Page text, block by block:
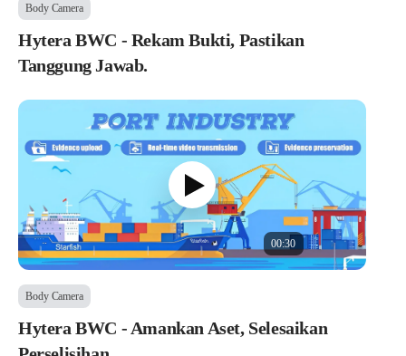
Body Camera
Hytera BWC - Rekam Bukti, Pastikan
Tanggung Jawab.
00:30
Body Camera
Hytera BWC - Amankan Aset, Selesaikan